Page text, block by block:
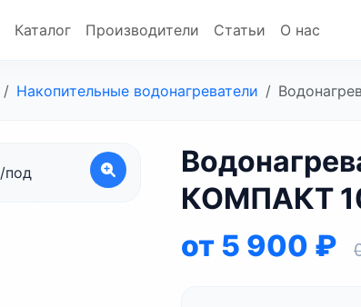
Каталог Производители Статьи О нас
Накопительные водонагреватели
КОМПАКТ
от 5 900 ₽